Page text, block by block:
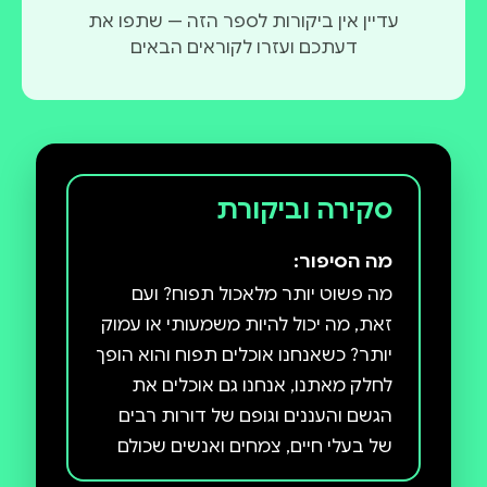
וויל טאטל מחזיק בתואר שני במדעי הרוח מאוניברסיטת
סן פרנסיסקו סטייט ובתואר דוקטור בפילוסופיה של
האחרונות במוסדות, קהילות וכנסים שונים בכל ארצות
הברית. הוא הוסמך בקוריאה כנזיר זן בודהיסטי ויש לו
ניסיון רב בטאי צ'י, יוגה, מדיטציה, פיתוח אינטואיציה
עדיין אין ביקורות לספר הזה — שתפו את
דעתכם ועזרו לקוראים הבאים
סקירה וביקורת
מה הסיפור:
מה פשוט יותר מלאכול תפוח? ועם
זאת, מה יכול להיות משמעותי או עמוק
יותר? כשאנחנו אוכלים תפוח והוא הופך
לחלק מאתנו, אנחנו גם אוכלים את
הגשם והעננים וגופם של דורות רבים
של בעלי חיים, צמחים ואנשים שכולם
הזינו את אותו עץ תפוח. המזון שאנו